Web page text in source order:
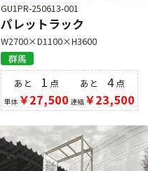
GU1PR-250613-001
パレットラック
W2700×D1100×H3600
群馬
あと 1 点
単体 ￥27,500
あと 4点
連結￥23,500